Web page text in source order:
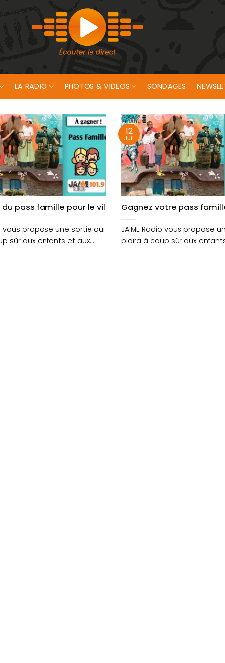
LA RADIO PHOTOS & VIDÉOS SONDAGES
!
pass famille pour le village de Poul Fetan !
vous propose une sortie qui
sûr aux enfants et aux....
Gagnez votre pass
JAIME Radio vous propose
plaira à coup sûr aux
12
Juil